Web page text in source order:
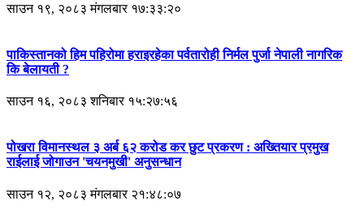
साउन १९, २०८३ मंगलबार १७:३३:२०
पाकिस्तानको हिम पहिरोमा हराइरहेका पर्वतारोही निर्मल पुर्जा नेपाली नागरिक
कि बेलायती ?
साउन १६, २०८३ शनिबार १५:२७:५६
पोखरा विमानस्थल ३ अर्ब ६२ करोड कर छुट प्रकरण : अख्तियार प्रमुख
राईलाई जोगाउन 'चयनमुखी' अनुसन्धान
साउन १२, २०८३ मंगलबार २१:४८:०७